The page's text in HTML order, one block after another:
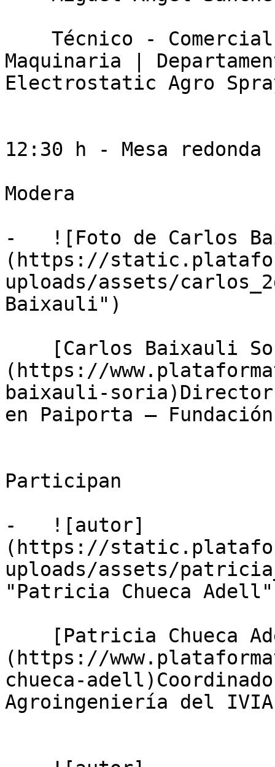
Maquinaria |
Electrostatic Agro
12:30 h - Mesa redonda
Modera
-   ![Foto de Carlos
(https://
uploads/assets/
Baixauli")
(https://
baixauli-soria)Director
en Paiporta — Fundación
Participan
-   ![autor]
(https://
uploads/assets/
"Patricia Chueca
(https://
chueca-
Agroingeniería del IVIA